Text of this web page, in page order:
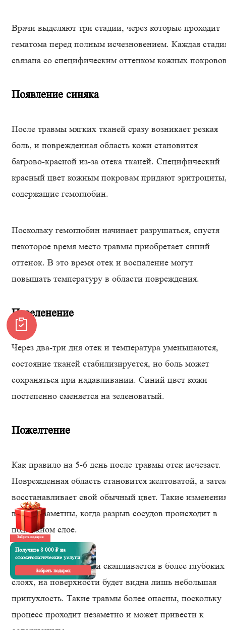
Врачи выделяют три стадии, через которые проходит
гематома перед полным исчезновением. Каждая
связана со специфическим оттенком кожных
Появление синяка
После травмы мягких тканей сразу возникает резкая
боль, и поврежденная область кожи становится
багрово-красной из-за отека тканей. Специфический
красный цвет кожным покровам придают
содержащие гемоглобин.
Поскольку гемоглобин начинает разрушаться, спустя
некоторое время место травмы приобретает синий
оттенок. В это время отек и воспаление могут
повышать температуру в области повреждения.
Позеленение
Через два-три дня отек и температура уменьшаются,
состояние тканей стабилизируется, но боль может
сохраняться при надавливании. Синий цвет кожи
постепенно сменяется на зеленоватый.
Пожелтение
Как правило на 5-6 день после травмы отек исчезает.
Поврежденная область становится желтоватой, а
восстанавливает свой обычный цвет. Такие
в цвете заметны, когда разрыв сосудов происходит в
подкожном слое.
Если же сгусток крови скапливается в более глубоких
слоях, на поверхности будет видна лишь небольшая
припухлость. Такие травмы более опасны, поскольку
процесс проходит незаметно и может привести к
Забрать подарок
Получите 8 000 ₽ на
стоматологические услуги
Забрать подарок